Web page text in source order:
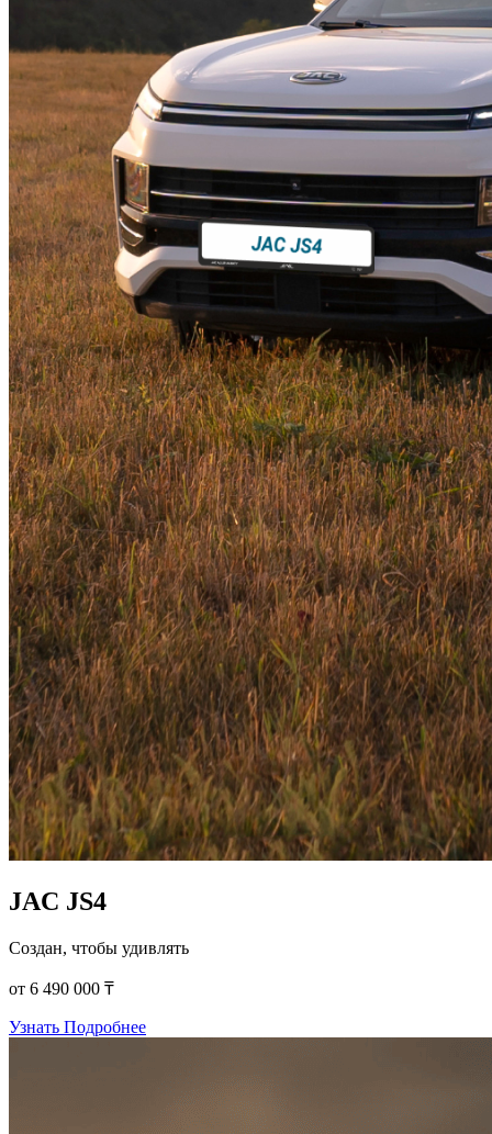
JAC JS4
Создан, чтобы удивлять
от 6 490 000 ₸
Узнать Подробнее